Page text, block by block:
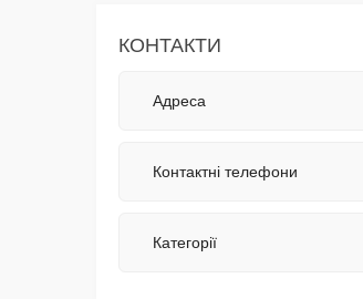
КОНТАКТИ
Адреса
Контактні телефони
Категорії